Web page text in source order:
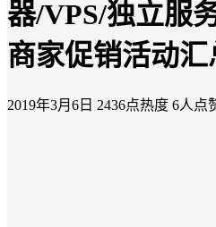
器/VPS/独立服
商家促销活动
2019年3月6日 2436点热度 6人点